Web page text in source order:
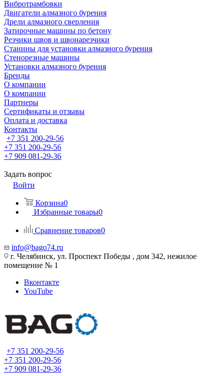
Вибротрамбовки
Двигатели алмазного бурения
Дрели алмазного сверления
Затирочные машины по бетону
Резчики швов и швонарезчики
Станины для установки алмазного бурения
Стенорезные машины
Установки алмазного бурения
Бренды
О компании
О компании
Партнеры
Cертификаты и отзывы
Оплата и доставка
Контакты
+7 351 200-29-56
+7 351 200-29-56
+7 909 081-29-36
Задать вопрос
Войти
Корзина0
Избранные товары0
Сравнение товаров0
info@bago74.ru
г. Челябинск, ул. Проспект Победы , дом 342, нежилое
помещение № 1
Вконтакте
YouTube
+7 351 200-29-56
+7 351 200-29-56
+7 909 081-29-36